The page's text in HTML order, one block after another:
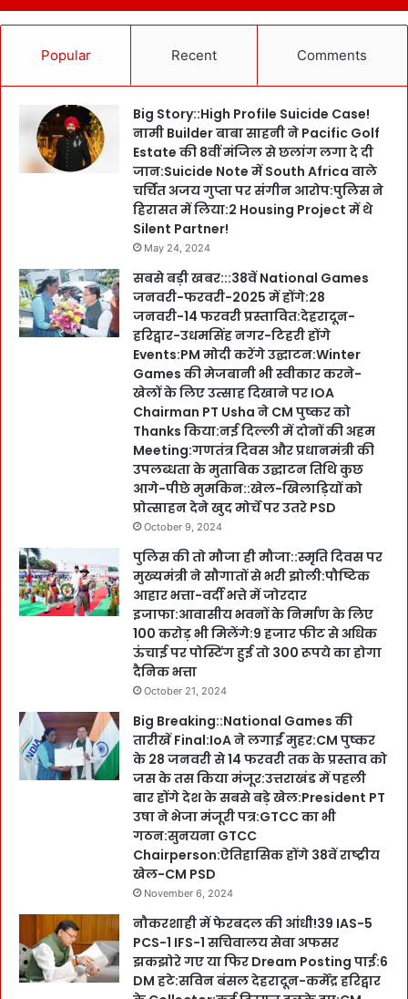
Popular Recent Comments
Big Story::High Profile Suicide Case!
नामी Builder बाबा साहनी ने Pacific Golf
Estate की 8वीं मंजिल से छलांग लगा दे दी
जान:Suicide Note में South Africa वाले
चर्चित अजय गुप्ता पर संगीन आरोप:पुलिस ने
हिरासत में लिया:2 Housing Project में थे
Silent Partner!
May 24, 2024
सबसे बड़ी खबर:::38वें National Games
जनवरी-फरवरी-2025 में होंगे:28
जनवरी-14 फरवरी प्रस्तावित:देहरादून-
हरिद्वार-उधमसिंह नगर-टिहरी होंगे
Events:PM मोदी करेंगे उद्घाटन:Winter
Games की मेजबानी भी स्वीकार करने-
खेलों के लिए उत्साह दिखाने पर IOA
Chairman PT Usha ने CM पुष्कर को
Thanks किया:नई दिल्ली में दोनों की अहम
Meeting:गणतंत्र दिवस और प्रधानमंत्री की
उपलब्धता के मुताबिक उद्घाटन तिथि कुछ
आगे-पीछे मुमकिन::खेल-खिलाड़ियों को
प्रोत्साहन देने खुद मोर्चे पर उतरे PSD
October 9, 2024
पुलिस की तो मौजा ही मौजा::स्मृति दिवस पर
मुख्यमंत्री ने सौगातों से भरी झोली:पौष्टिक
आहार भत्ता-वर्दी भत्ते में जोरदार
इजाफा:आवासीय भवनों के निर्माण के लिए
100 करोड़ भी मिलेंगे:9 हजार फीट से अधिक
ऊंचाई पर पोस्टिंग हुई तो 300 रूपये का होगा
दैनिक भत्ता
October 21, 2024
Big Breaking::National Games की
तारीखें Final:IoA ने लगाईं मुहर:CM पुष्कर
के 28 जनवरी से 14 फरवरी तक के प्रस्ताव को
जस के तस किया मंजूर:उत्तराखंड में पहली
बार होंगे देश के सबसे बड़े खेल:President PT
उषा ने भेजा मंजूरी पत्र:GTCC का भी
गठन:सुनयना GTCC
Chairperson:ऐतिहासिक होंगे 38वें राष्ट्रीय
खेल-CM PSD
November 6, 2024
नौकरशाही में फेरबदल की आंधी!39 IAS-5
PCS-1 IFS-1 सचिवालय सेवा अफसर
झकझोरे गए या फिर Dream Posting पाई:6
DM हटे:सविन बंसल देहरादून-कर्मेंद्र हरिद्वार